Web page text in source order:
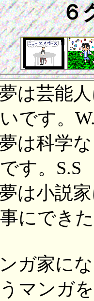
６
は芸能
です。
は科学
す。S.S
は小説
にでき
ガ家に
マンガ